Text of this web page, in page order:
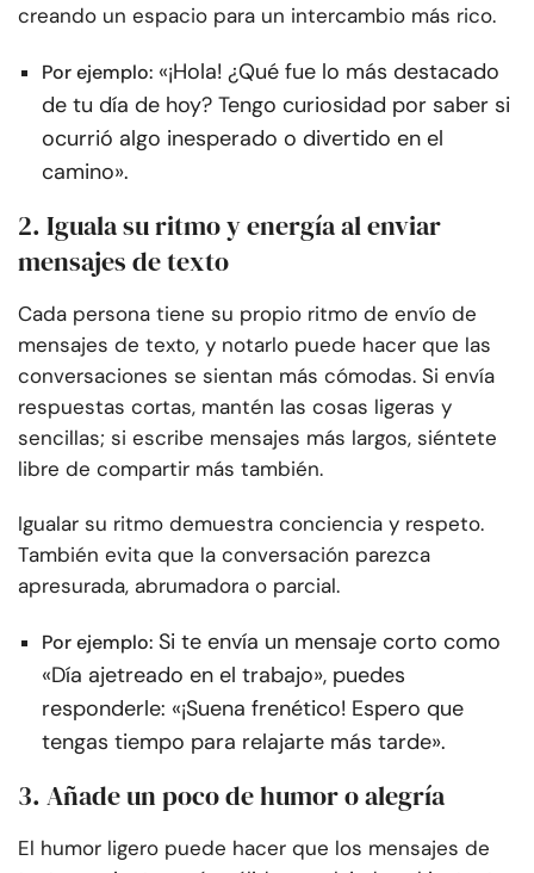
creando un espacio para un intercambio más rico.
Por ejemplo: «¡Hola! ¿Qué fue lo más destacado
de tu día de hoy? Tengo curiosidad por saber si
ocurrió algo inesperado o divertido en el
camino».
2. Iguala su ritmo y energía al enviar
mensajes de texto
Cada persona tiene su propio ritmo de envío de
mensajes de texto, y notarlo puede hacer que las
conversaciones se sientan más cómodas. Si envía
respuestas cortas, mantén las cosas ligeras y
sencillas; si escribe mensajes más largos, siéntete
libre de compartir más también.
Igualar su ritmo demuestra conciencia y respeto.
También evita que la conversación parezca
apresurada, abrumadora o parcial.
Por ejemplo: Si te envía un mensaje corto como
«Día ajetreado en el trabajo», puedes
responderle: «¡Suena frenético! Espero que
tengas tiempo para relajarte más tarde».
3. Añade un poco de humor o alegría
El humor ligero puede hacer que los mensajes de